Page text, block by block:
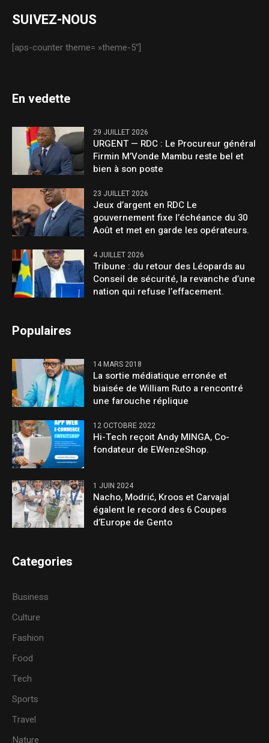
SUIVEZ-NOUS
[aps-counter theme= »theme-5″]
En vedette
29 JUILLET 2026
URGENT — RDC : Le Procureur général
Firmin M’Vonde Mambu reste bel et
bien à son poste
23 JUILLET 2026
Jeux d’argent en RDC Le
gouvernement fixe l’échéance du 30
Août et met en garde les opérateurs.
4 JUILLET 2026
Tribune : du retour des Léopards au
Conseil de sécurité, la revanche d’une
nation qui refuse l’effacement.
Populaires
14 MARS 2018
La sortie médiatique erronée et
biaisée de William Ruto a rencontré
une farouche réplique
12 OCTOBRE 2022
Hi-Tech reçoit Andy MINGA, Co-
fondateur de EWenzeShop.
1 JUIN 2024
Nacho, Modrić, Kroos et Carvajal
égalent le record des 6 Coupes
d’Europe de Gento
Categories
Business
Culture
Fashion
Food
Tech
Sports
Travel
Nature